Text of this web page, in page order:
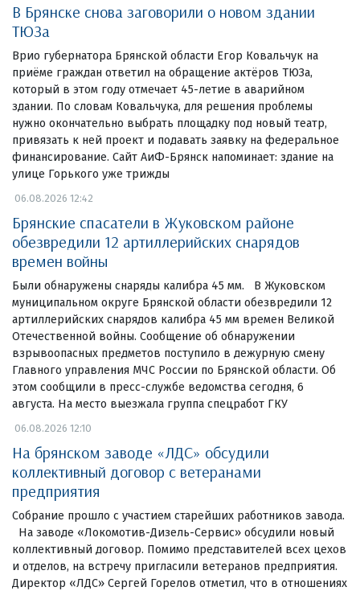
В Брянске снова заговорили о новом здании
ТЮЗа
Врио губернатора Брянской области Егор Ковальчук на
приёме граждан ответил на обращение актёров ТЮЗа,
который в этом году отмечает 45-летие в аварийном
здании. По словам Ковальчука, для решения проблемы
нужно окончательно выбрать площадку под новый театр,
привязать к ней проект и подавать заявку на федеральное
финансирование. Сайт АиФ-Брянск напоминает: здание на
улице Горького уже трижды
06.08.2026 12:42
Брянские спасатели в Жуковском районе
обезвредили 12 артиллерийских снарядов
времен войны
Были обнаружены снаряды калибра 45 мм. В Жуковском
муниципальном округе Брянской области обезвредили 12
артиллерийских снарядов калибра 45 мм времен Великой
Отечественной войны. Сообщение об обнаружении
взрывоопасных предметов поступило в дежурную смену
Главного управления МЧС России по Брянской области. Об
этом сообщили в пресс-службе ведомства сегодня, 6
августа. На место выезжала группа спецработ ГКУ
06.08.2026 12:10
На брянском заводе «ЛДС» обсудили
коллективный договор с ветеранами
предприятия
Собрание прошло с участием старейших работников завода.
На заводе «Локомотив-Дизель-Сервис» обсудили новый
коллективный договор. Помимо представителей всех цехов
и отделов, на встречу пригласили ветеранов предприятия.
Директор «ЛДС» Сергей Горелов отметил, что в отношениях